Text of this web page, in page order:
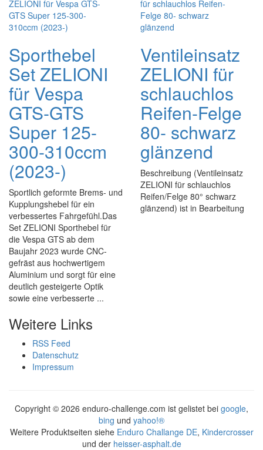
Sporthebel
Set ZELIONI
für Vespa
GTS-GTS
Super 125-
300-310ccm
(2023-)
Sportlich geformte Brems- und
Kupplungshebel für ein
verbessertes Fahrgefühl.Das
Set ZELIONI Sporthebel für
die Vespa GTS ab dem
Baujahr 2023 wurde CNC-
gefräst aus hochwertigem
Aluminium und sorgt für eine
deutlich gesteigerte Optik
sowie eine verbesserte ...
Ventileinsatz
ZELIONI für
schlauchlos
Reifen-Felge
80- schwarz
glänzend
Beschreibung (Ventileinsatz
ZELIONI für schlauchlos
Reifen/Felge 80° schwarz
glänzend) ist in Bearbeitung
Weitere Links
RSS Feed
Datenschutz
Impressum
Copyright © 2026 enduro-challenge.com ist gelistet bei google,
bing und yahoo!®
Weitere Produktseiten siehe Enduro Challange DE, Kindercrosser
und der heisser-asphalt.de